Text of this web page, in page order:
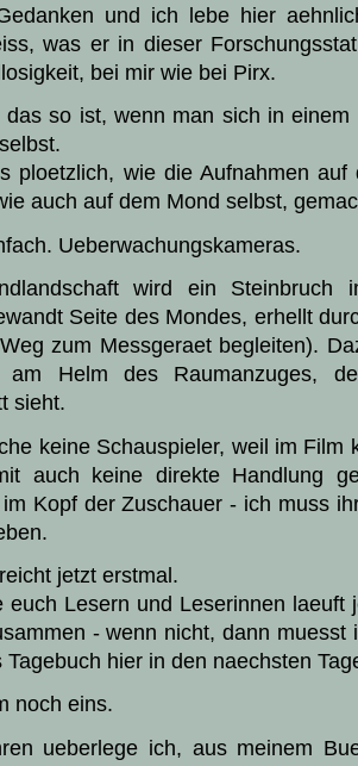
und ich lebe hier
was er in dieser
bei mir wie bei Pirx.
das so ist, wenn man sich in
ploetzlich, wie die Aufnahmen
auch auf dem Mond selbst,
Ueberwachungskameras.
wird ein
Seite des Mondes, erhellt
zum Messgeraet begleiten).
am Helm des Raumanzuges,
sieht.
keine Schauspieler, weil im Film
auch keine direkte Handlung
Kopf der Zuschauer - ich muss
jetzt erstmal.
euch Lesern und Leserinnen laeuft
- wenn nicht, dann muesst
Tagebuch hier in den naechsten
noch eins.
ueberlege ich, aus meinem